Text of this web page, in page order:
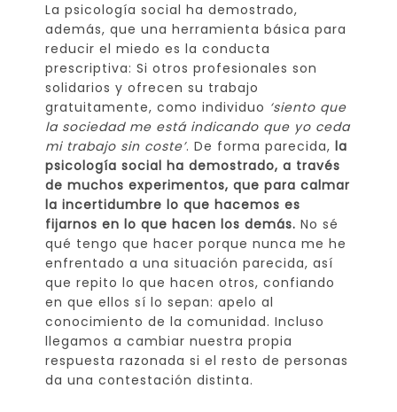
La psicología social ha demostrado,
además, que una herramienta básica para
reducir el miedo es la conducta
prescriptiva: Si otros profesionales son
solidarios y ofrecen su trabajo
gratuitamente, como individuo ‘siento que
la sociedad me está indicando que yo ceda
mi trabajo sin coste’. De forma parecida, la
psicología social ha demostrado, a través
de muchos experimentos, que para calmar
la incertidumbre lo que hacemos es
fijarnos en lo que hacen los demás. No sé
qué tengo que hacer porque nunca me he
enfrentado a una situación parecida, así
que repito lo que hacen otros, confiando
en que ellos sí lo sepan: apelo al
conocimiento de la comunidad. Incluso
llegamos a cambiar nuestra propia
respuesta razonada si el resto de personas
da una contestación distinta.